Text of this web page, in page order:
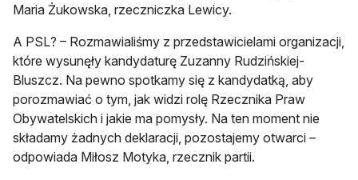
Maria Żukowska, rzeczniczka Lewicy.
A PSL? – Rozmawialiśmy z przedstawicielami organizacji,
które wysunęły kandydaturę Zuzanny Rudzińskiej-
Bluszcz. Na pewno spotkamy się z kandydatką, aby
porozmawiać o tym, jak widzi rolę Rzecznika Praw
Obywatelskich i jakie ma pomysły. Na ten moment nie
składamy żadnych deklaracji, pozostajemy otwarci –
odpowiada Miłosz Motyka, rzecznik partii.